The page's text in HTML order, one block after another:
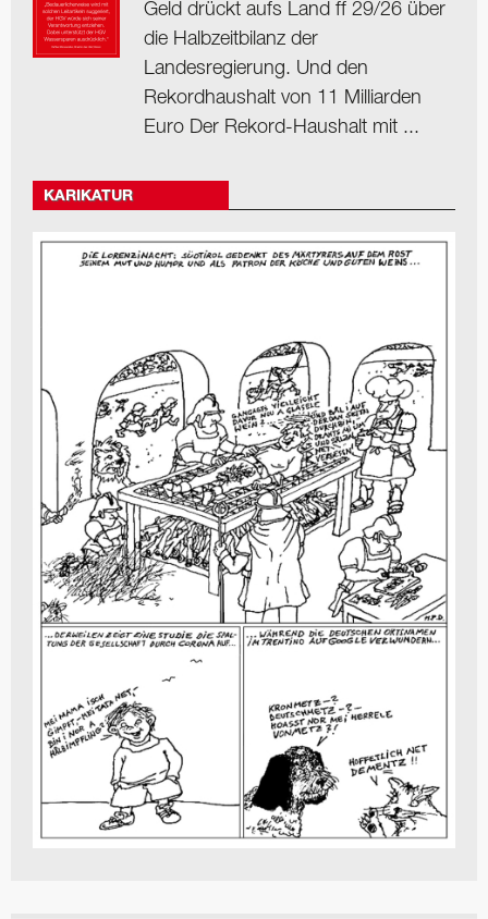
Geld drückt aufs Land ff 29/26 über
die Halbzeitbilanz der
Landesregierung. Und den
Rekordhaushalt von 11 Milliarden
Euro Der Rekord-Haushalt mit ...
KARIKATUR